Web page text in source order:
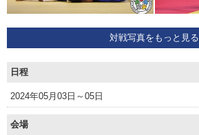
対戦写真をもっと見る
日程
2024年05月03日～05日
会場